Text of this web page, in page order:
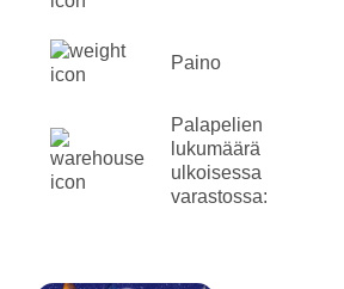
Paino
Palapelien
lukumäärä
ulkoisessa
varastossa: